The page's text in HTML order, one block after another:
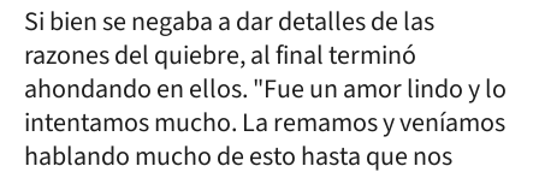
Si bien se negaba a dar detalles de las
razones del quiebre, al final terminó
ahondando en ellos. "Fue un amor lindo y lo
intentamos mucho. La remamos y veníamos
hablando mucho de esto hasta que nos